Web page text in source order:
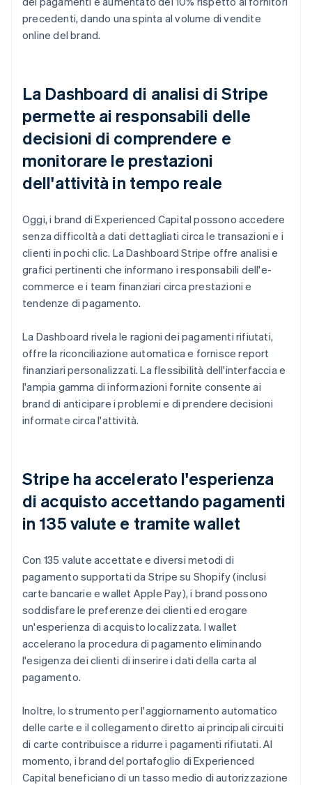
precedenti, dando una spinta al volume di vendite
online del brand.
La Dashboard di analisi di Stripe
permette ai responsabili delle
decisioni di comprendere e
monitorare le prestazioni
dell'attività in tempo reale
Oggi, i brand di Experienced Capital possono accedere
senza difficoltà a dati dettagliati circa le transazioni e i
clienti in pochi clic. La Dashboard Stripe offre analisi e
grafici pertinenti che informano i responsabili dell'e-
commerce e i team finanziari circa prestazioni e
tendenze di pagamento.
La Dashboard rivela le ragioni dei pagamenti rifiutati,
offre la riconciliazione automatica e fornisce report
finanziari personalizzati. La flessibilità dell'interfaccia e
l'ampia gamma di informazioni fornite consente ai
brand di anticipare i problemi e di prendere decisioni
informate circa l'attività.
Stripe ha accelerato l'esperienza
di acquisto accettando pagamenti
in 135 valute e tramite wallet
Con 135 valute accettate e diversi metodi di
pagamento supportati da Stripe su Shopify (inclusi
carte bancarie e wallet Apple Pay), i brand possono
soddisfare le preferenze dei clienti ed erogare
un'esperienza di acquisto localizzata. I wallet
accelerano la procedura di pagamento eliminando
l'esigenza dei clienti di inserire i dati della carta al
pagamento.
Inoltre, lo strumento per l'aggiornamento automatico
delle carte e il collegamento diretto ai principali circuiti
di carte contribuisce a ridurre i pagamenti rifiutati. Al
momento, i brand del portafoglio di Experienced
Capital beneficiano di un tasso medio di autorizzazione